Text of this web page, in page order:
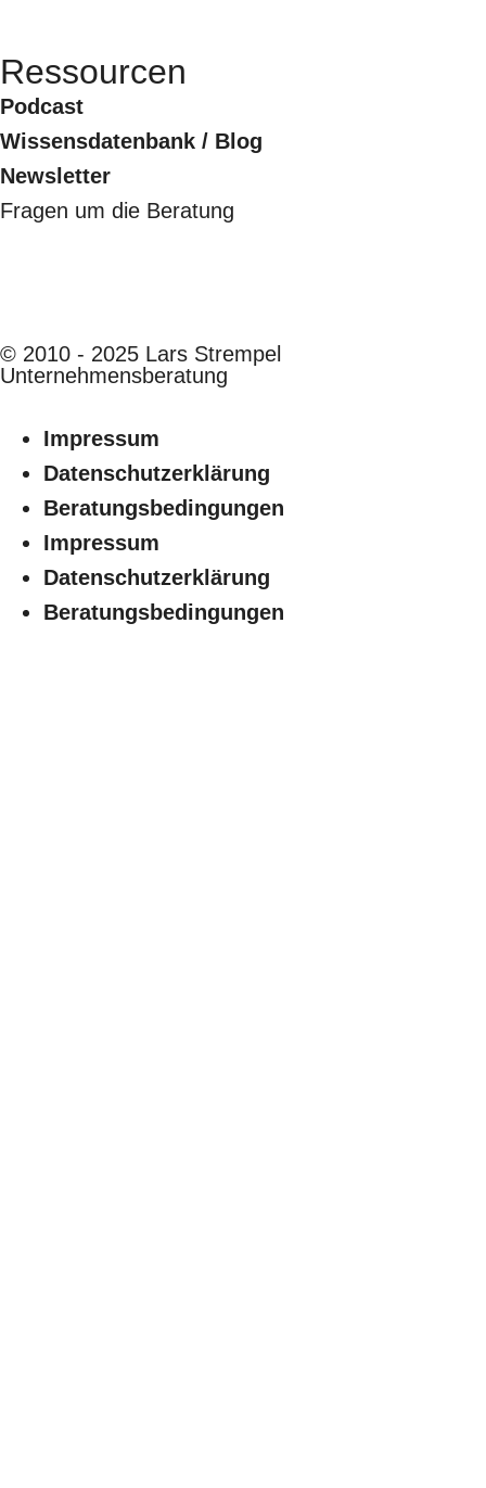
Ressourcen
Podcast
Wissensdatenbank / Blog
Newsletter
Fragen um die Beratung
© 2010 - 2025 Lars Strempel
Unternehmensberatung
Impressum
Datenschutzerklärung
Beratungsbedingungen
Impressum
Datenschutzerklärung
Beratungsbedingungen